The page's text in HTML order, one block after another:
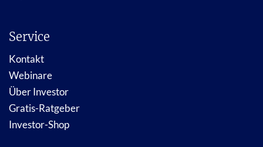
Service
Kontakt
Webinare
Über Investor
Gratis-Ratgeber
Investor-Shop